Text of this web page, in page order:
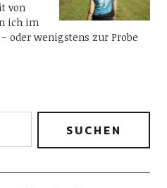
von
ich im
oder wenigstens zur Probe